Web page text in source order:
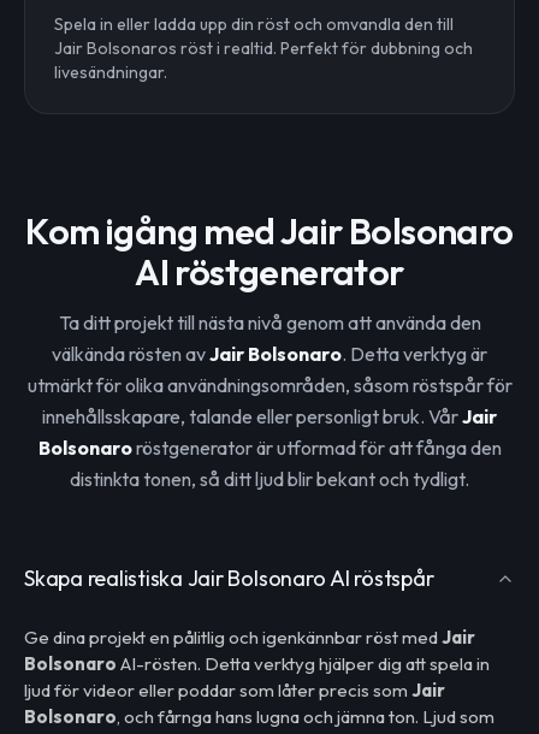
Spela in eller ladda upp din röst och omvandla den till
Jair Bolsonaros röst i realtid. Perfekt för dubbning och
livesändningar.
Kom igång med Jair Bolsonaro
AI röstgenerator
Ta ditt projekt till nästa nivå genom att använda den
välkända rösten avJair Bolsonaro. Detta verktyg är
utmärkt för olika användningsområden, såsom röstspår för
innehållsskapare, talande eller personligt bruk. VårJair
Bolsonaroröstgenerator är utformad för att fånga den
distinkta tonen, så ditt ljud blir bekant och tydligt.
Skapa realistiska Jair Bolsonaro AI röstspår
Ge dina projekt en pålitlig och igenkännbar röst medJair
Bolsonaro AI-rösten. Detta verktyg hjälper dig att spela in
ljud för videor eller poddar som låter precis som Jair
Bolsonaro, och fårnga hans lugna och jämna ton. Ljud som